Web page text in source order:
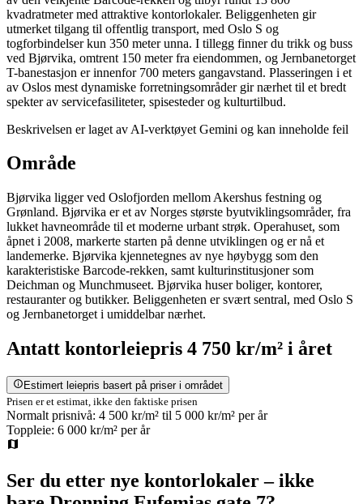
kvadratmeter med attraktive kontorlokaler. Beliggenheten gir
utmerket tilgang til offentlig transport, med Oslo S og
togforbindelser kun 350 meter unna. I tillegg finner du trikk og buss
ved Bjørvika, omtrent 150 meter fra eiendommen, og Jernbanetorget
T-banestasjon er innenfor 700 meters gangavstand. Plasseringen i et
av Oslos mest dynamiske forretningsområder gir nærhet til et bredt
spekter av servicefasiliteter, spisesteder og kulturtilbud.
Beskrivelsen er laget av AI-verktøyet Gemini og kan inneholde feil
Område
Bjørvika ligger ved Oslofjorden mellom Akershus festning og
Grønland. Bjørvika er et av Norges største byutviklingsområder, fra
lukket havneområde til et moderne urbant strøk. Operahuset, som
åpnet i 2008, markerte starten på denne utviklingen og er nå et
landemerke. Bjørvika kjennetegnes av nye høybygg som den
karakteristiske Barcode-rekken, samt kulturinstitusjoner som
Deichman og Munchmuseet. Bjørvika huser boliger, kontorer,
restauranter og butikker. Beliggenheten er svært sentral, med Oslo S
og Jernbanetorget i umiddelbar nærhet.
Antatt kontorleiepris 4 750 kr/m² i året
Estimert leiepris basert på priser i området
Prisen er et estimat, ikke den faktiske prisen
Normalt prisnivå: 4 500 kr/m² til 5 000 kr/m² per år
Toppleie: 6 000 kr/m² per år
Ser du etter nye kontorlokaler – ikke